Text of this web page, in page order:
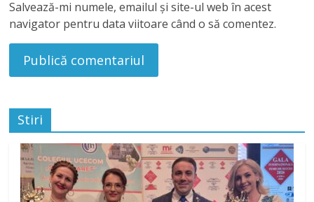
Salvează-mi numele, emailul și site-ul web în acest
navigator pentru data viitoare când o să comentez.
Stiri